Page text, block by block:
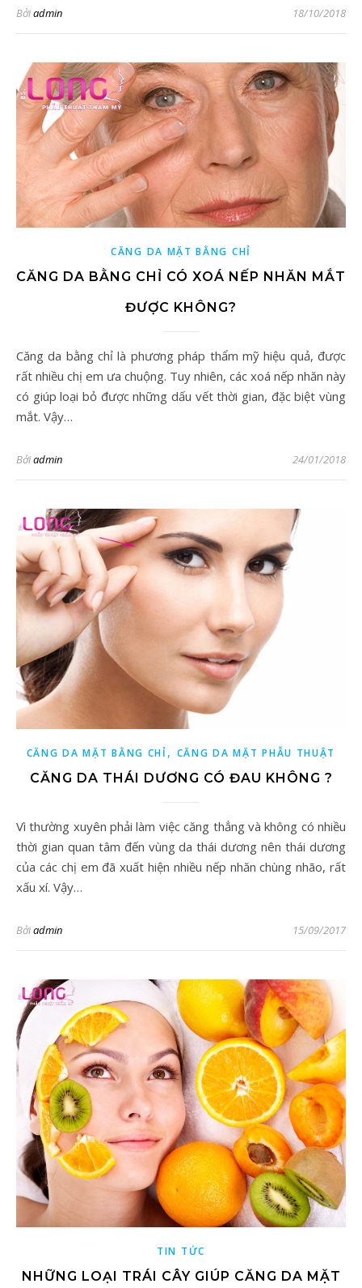
Bởiadmin 18/10/2018
CĂNG DA MẶT BẰNG CHỈ
CĂNG DA BẰNG CHỈ CÓ XOÁ NẾP NHĂN MẮT
ĐƯỢC KHÔNG?
Căng da bằng chỉ là phương pháp thẩm mỹ hiệu quả, được
rất nhiều chị em ưa chuộng. Tuy nhiên, các xoá nếp nhăn này
có giúp loại bỏ được những dấu vết thời gian, đặc biệt vùng
mắt. Vậy…
Bởiadmin 24/01/2018
CĂNG DA MẶT BẰNG CHỈ, CĂNG DA MẶT PHẪU THUẬT
CĂNG DA THÁI DƯƠNG CÓ ĐAU KHÔNG ?
Vì thường xuyên phải làm việc căng thẳng và không có nhiều
thời gian quan tâm đến vùng da thái dương nên thái dương
của các chị em đã xuất hiện nhiều nếp nhăn chùng nhão, rất
xấu xí. Vậy…
Bởiadmin 15/09/2017
TIN TỨC
NHỮNG LOẠI TRÁI CÂY GIÚP CĂNG DA MẶT